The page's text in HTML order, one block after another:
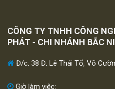
CÔNG TY TNHH CÔNG
PHÁT - CHI NHÁNH BẮC
Đ/c: 38 Đ. Lê Thái Tổ, Võ
Giờ làm việc: